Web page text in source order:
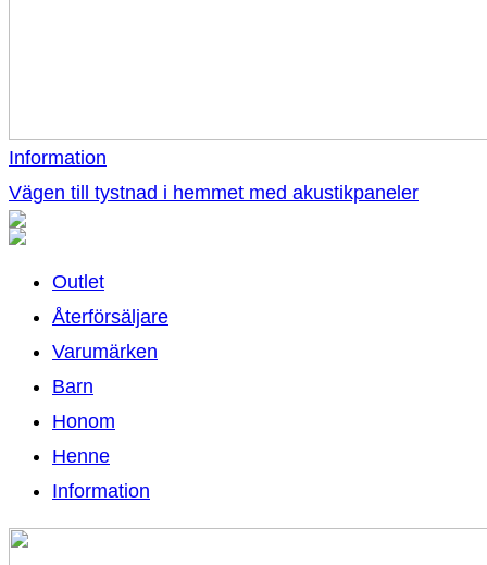
Information
Vägen till tystnad i hemmet med akustikpaneler
Outlet
Återförsäljare
Varumärken
Barn
Honom
Henne
Information